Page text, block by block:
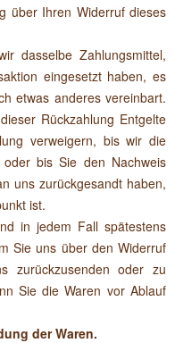
über Ihren Widerruf dieses
dasselbe Zahlungsmittel,
eingesetzt haben, es
etwas anderes vereinbart.
Rückzahlung Entgelte
verweigern, bis wir die
bis Sie den Nachweis
uns zurückgesandt haben,
ist.
in jedem Fall spätestens
Sie uns über den Widerruf
zurückzusenden oder zu
Sie die Waren vor Ablauf
der Waren.